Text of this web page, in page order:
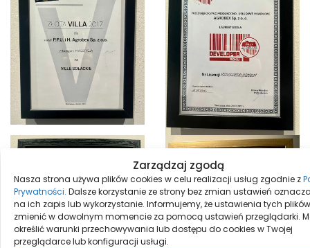
Zarządzaj zgodą
Nasza strona używa plików cookies w celu realizacji usług zgodnie z
Prywatności. Dalsze korzystanie ze strony bez zmian ustawień
na ich zapis lub wykorzystanie. Informujemy, że ustawienia tych
zmienić w dowolnym momencie za pomocą ustawień przeglądarki.
określić warunki przechowywania lub dostępu do cookies w Twojej
przeglądarce lub konfiguracji usługi.